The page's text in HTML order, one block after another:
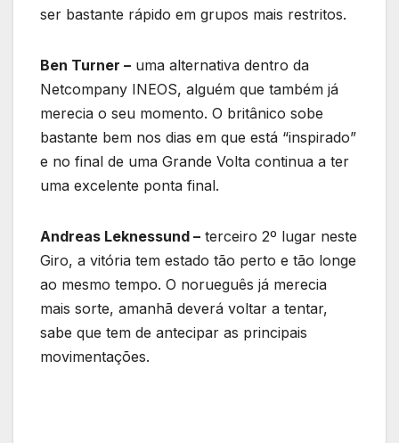
ser bastante rápido em grupos mais restritos.
Ben Turner – uma alternativa dentro da
Netcompany INEOS, alguém que também já
merecia o seu momento. O britânico sobe
bastante bem nos dias em que está “inspirado”
e no final de uma Grande Volta continua a ter
uma excelente ponta final.
Andreas Leknessund – terceiro 2º lugar neste
Giro, a vitória tem estado tão perto e tão longe
ao mesmo tempo. O norueguês já merecia
mais sorte, amanhã deverá voltar a tentar,
sabe que tem de antecipar as principais
movimentações.